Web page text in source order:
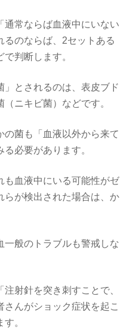
通常ならば血液中にいない
るのならば、2セットある
判断します。
」とされるのは、表皮ブド
ニキビ菌）などです。
の菌も「血液以外から来て
必要があります。
も血液中にいる可能性がゼ
らが検出された場合は、か
一般のトラブルも警戒しな
注射針を突き刺すことで、
んがショック症状を起こ
。